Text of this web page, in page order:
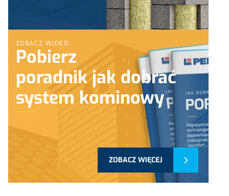
ZOBACZ WIDEO
Pobierz
poradnik jak dobrać
system kominowy
ZOBACZ WIĘCEJ